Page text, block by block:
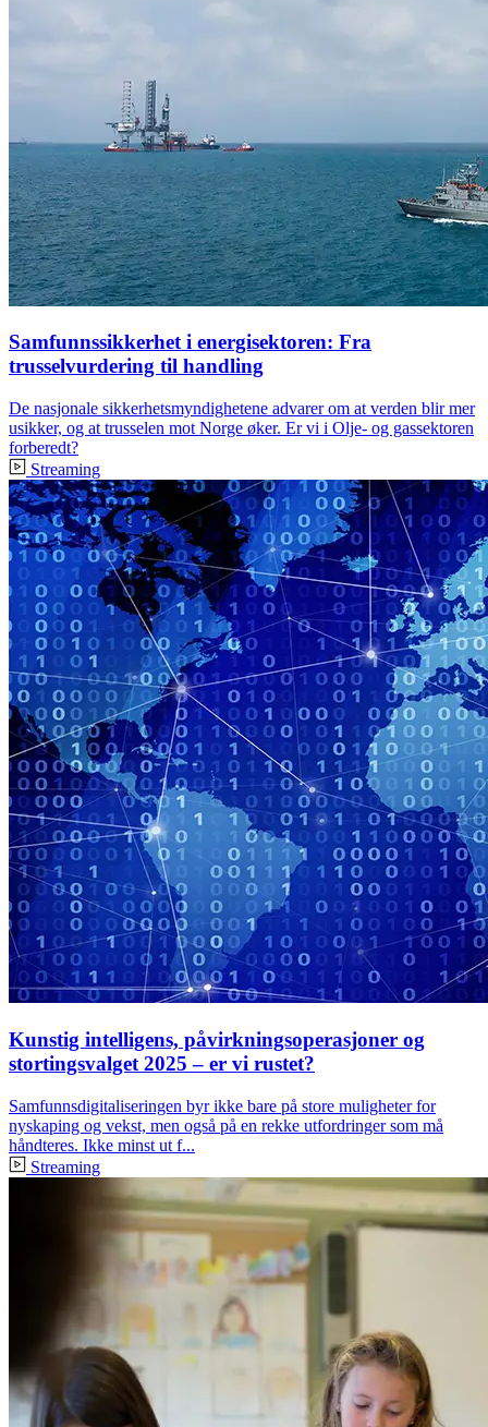
Samfunnssikkerhet i energisektoren: Fra
trusselvurdering til handling
De nasjonale sikkerhetsmyndighetene advarer om at verden blir mer
usikker, og at trusselen mot Norge øker. Er vi i Olje- og gassektoren
forberedt?
Streaming
Kunstig intelligens, påvirkningsoperasjoner og
stortingsvalget 2025 – er vi rustet?
Samfunnsdigitaliseringen byr ikke bare på store muligheter for
nyskaping og vekst, men også på en rekke utfordringer som må
håndteres. Ikke minst ut f...
Streaming